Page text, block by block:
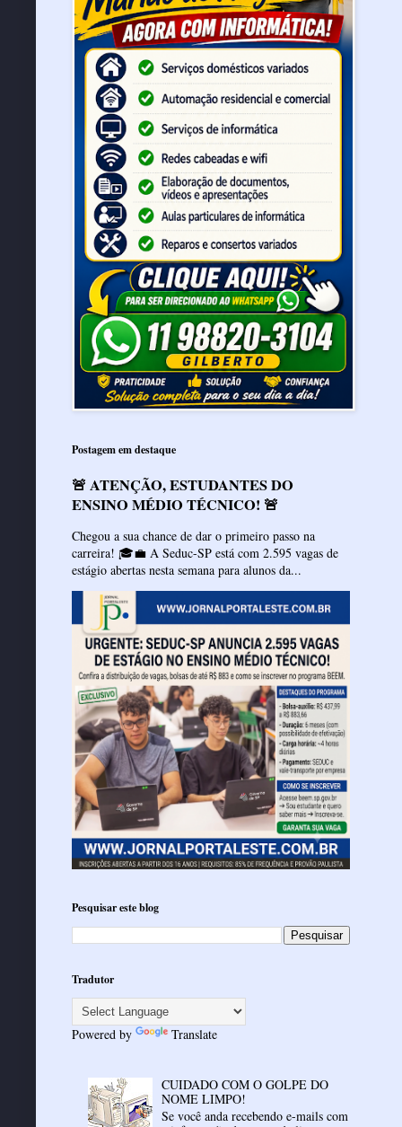
Postagem em destaque
🚨 ATENÇÃO, ESTUDANTES DO
ENSINO MÉDIO TÉCNICO! 🚨
Chegou a sua chance de dar o primeiro passo na
carreira! 🎓💼 A Seduc-SP está com 2.595 vagas de
estágio abertas nesta semana para alunos da...
Pesquisar este blog
Tradutor
Powered by Translate
CUIDADO COM O GOLPE DO
NOME LIMPO!
Se você anda recebendo e-mails com